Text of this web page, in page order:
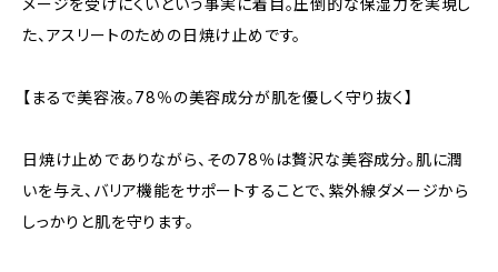
メージを受けにくいという事実に着目。圧倒的な保湿力を実現し
た、アスリートのための日焼け止めです。
【まるで美容液。78％の美容成分が肌を優しく守り抜く】
日焼け止めでありながら、その78％は贅沢な美容成分。肌に潤
いを与え、バリア機能をサポートすることで、紫外線ダメージから
しっかりと肌を守ります。